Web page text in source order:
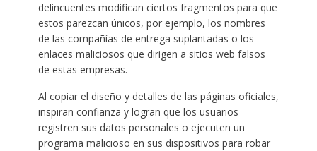
delincuentes modifican ciertos fragmentos para que
estos parezcan únicos, por ejemplo, los nombres
de las compañías de entrega suplantadas o los
enlaces maliciosos que dirigen a sitios web falsos
de estas empresas.
Al copiar el diseño y detalles de las páginas oficiales,
inspiran confianza y logran que los usuarios
registren sus datos personales o ejecuten un
programa malicioso en sus dispositivos para robar